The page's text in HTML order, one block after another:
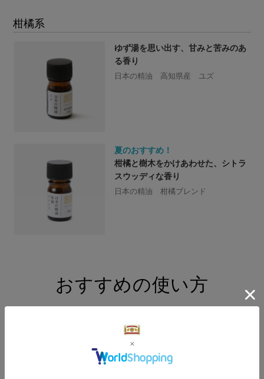
柑橘系
ゆず湯を思い出す、甘みと苦みのあ
る香り
日本の精油 高知県産 ユズ
夏のおすすめ！
柑橘と樹木をかけあわせた、シトラ
スウッディな香り
日本の精油 柑橘ブレンド
おすすめの使い方